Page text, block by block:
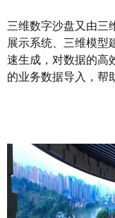
三维数字沙盘又由三
展示系统、三维模型
速生成，对数据的高
的业务数据导入，帮